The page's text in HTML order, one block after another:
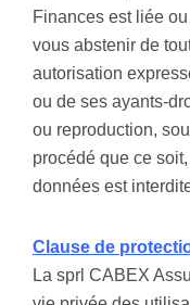
Finances est liée
vous abstenir de
autorisation
ou de ses ayants-
ou reproduction,
procédé que ce
données est
Clause de
La sprl CABEX